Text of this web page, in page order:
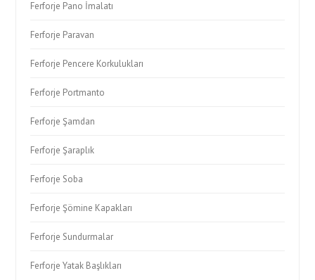
Ferforje Pano İmalatı
Ferforje Paravan
Ferforje Pencere Korkulukları
Ferforje Portmanto
Ferforje Şamdan
Ferforje Şaraplık
Ferforje Soba
Ferforje Şömine Kapakları
Ferforje Sundurmalar
Ferforje Yatak Başlıkları